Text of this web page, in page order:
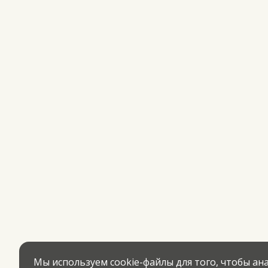
Мы используем cookie-файлы для того, чтобы